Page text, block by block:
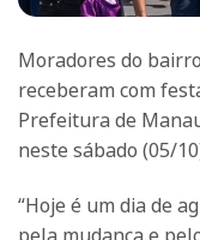
Moradores do
receberam com
Prefeitura de
neste sábado (05/
“Hoje é um dia de